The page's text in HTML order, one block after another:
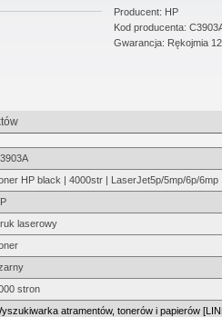
Producent: HP
Kod producenta:
Gwarancja: Rękojmia
HP black | 4000str | LaserJet5p/5mp/6p/6mp
laserowy
stron
atramentów, tonerów i papierów